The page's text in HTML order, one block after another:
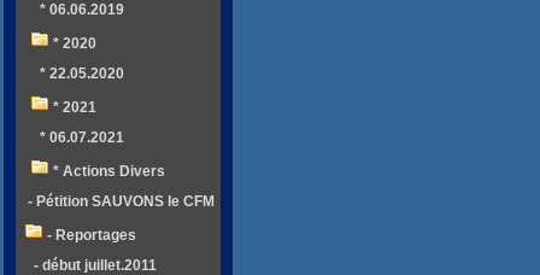
* 06.06.2019
* 2020
* 22.05.2020
* 2021
* 06.07.2021
* Actions Divers
- Pétition SAUVONS le CFM
- Reportages
- début juillet.2011